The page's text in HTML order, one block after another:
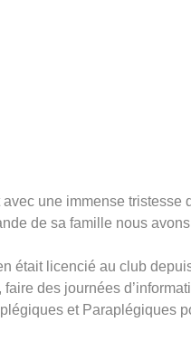
avec une immense
de sa famille nous
était licencié au club
faire des journées
et Paraplégiques